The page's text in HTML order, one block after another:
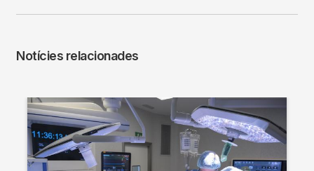
Notícies relacionades